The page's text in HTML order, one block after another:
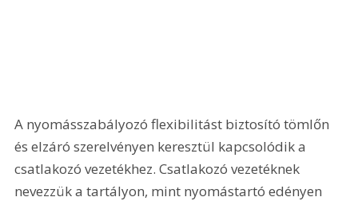
A nyomásszabályozó flexibilitást biztosító tömlőn
és elzáró szerelvényen keresztül kapcsolódik a
csatlakozó vezetékhez. Csatlakozó vezetéknek
nevezzük a tartályon, mint nyomástartó edényen